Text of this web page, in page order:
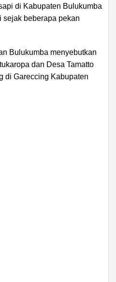
di Kabupaten Bulukumba
sejak beberapa pekan
Bulukumba menyebutkan
dan Desa Tamatto
di Gareccing Kabupaten